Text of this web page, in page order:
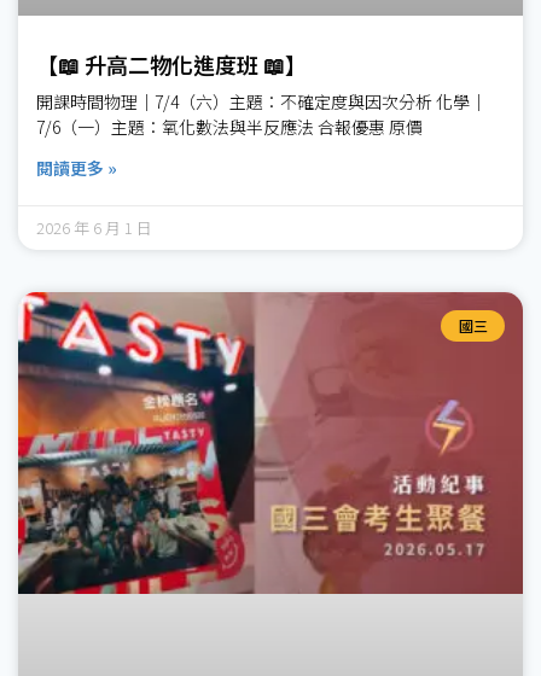
【📖 升高二物化進度班 📖】
開課時間物理｜7/4（六）主題：不確定度與因次分析 化學｜
7/6（一）主題：氧化數法與半反應法 合報優惠 原價
閱讀更多 »
2026 年 6 月 1 日
國三